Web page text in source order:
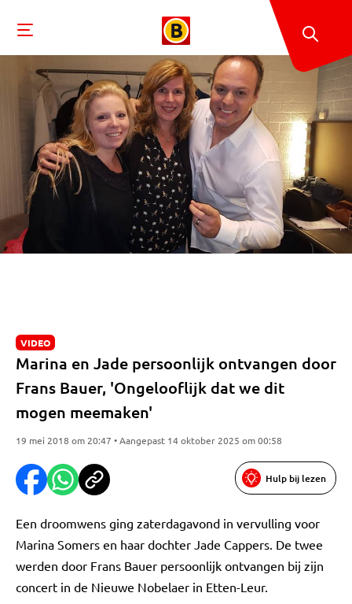
VIDEO
Marina en Jade persoonlijk ontvangen door
Frans Bauer, 'Ongelooflijk dat we dit
mogen meemaken'
19 mei 2018 om 20:47 • Aangepast 14 oktober 2025 om 00:58
Hulp bij lezen
Een droomwens ging zaterdagavond in vervulling voor
Marina Somers en haar dochter Jade Cappers. De twee
werden door Frans Bauer persoonlijk ontvangen bij zijn
concert in de Nieuwe Nobelaer in Etten-Leur.